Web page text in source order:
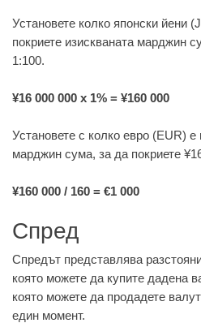
Установете колко японски йени
покриете изискваната марджин
1:100.
¥16 000 000 х 1% = ¥160 000
Установете с колко евро (EUR)
марджин сума, за да покриете
¥160 000 / 160 = €1 000
Спред
Спредът представлява
която можете да купите дадена
която можете да продадете
един момент.